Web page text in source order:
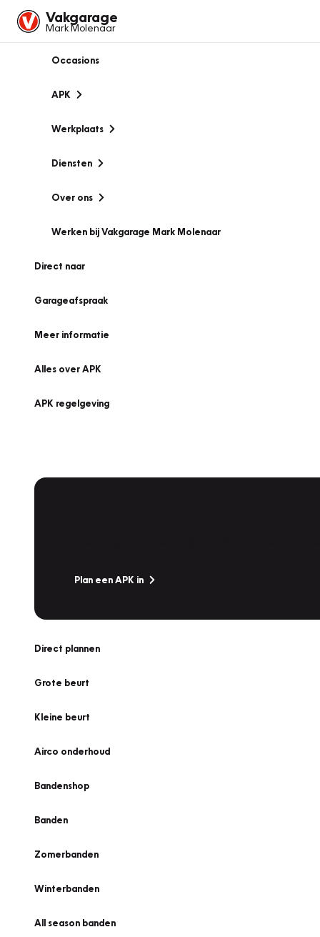
Vakgarage
Mark Molenaar
Occasions
APK
Werkplaats
Diensten
Over ons
Werken bij Vakgarage Mark Molenaar
Direct naar
Garageafspraak
Meer informatie
Alles over APK
APK regelgeving
Plan een APK in
Direct plannen
Grote beurt
Kleine beurt
Airco onderhoud
Bandenshop
Banden
Zomerbanden
Winterbanden
All season banden